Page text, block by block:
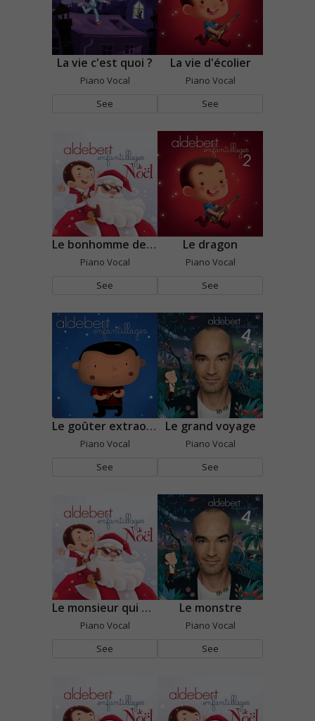
La vie c'est quoi ?
Piano Vocal
See
La vie d'écolier
Piano Vocal
See
Le bonhomme de neige
Piano Vocal
See
Le dragon
Piano Vocal
See
Le goûter extraordinaire
Piano Vocal
See
Le grand voyage
Piano Vocal
See
Le monsieur qui dort dehors
Piano Vocal
See
Le monstre
Piano Vocal
See